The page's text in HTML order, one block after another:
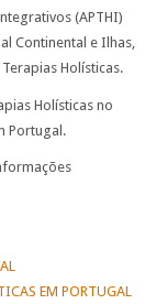
(APTHI)
Continental e Ilhas,
Holísticas.
Holísticas no
Portugal.
EM PORTUGAL